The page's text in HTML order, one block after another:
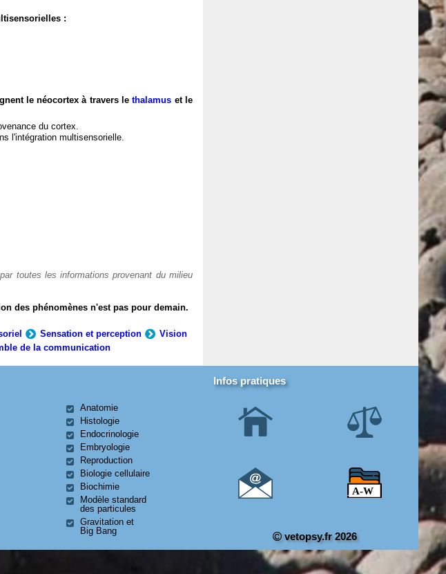
:
le néocortex à travers lethalamus et le
du cortex.
l'intégration multisensorielle.
toutes les informations provenant du milieu
des phénomènes n'est pas pour demain.
Sensation et perception
Vision
de la communication
Anatomie
Histologie
Endocrinologie
Embryologie
Reproduction
Biologie cellulaire
Biochimie
Modèle standard
des particules
Gravitation et
Big Bang
Infos pratiques
vetopsy.fr 2026